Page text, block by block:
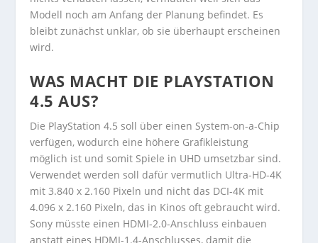
Modell noch am Anfang der Planung befindet. Es
bleibt zunächst unklar, ob sie überhaupt erscheinen
wird.
WAS MACHT DIE PLAYSTATION
4.5 AUS?
Die PlayStation 4.5 soll über einen System-on-a-Chip
verfügen, wodurch eine höhere Grafikleistung
möglich ist und somit Spiele in UHD umsetzbar sind.
Verwendet werden soll dafür vermutlich Ultra-HD-4K
mit 3.840 x 2.160 Pixeln und nicht das DCI-4K mit
4.096 x 2.160 Pixeln, das in Kinos oft gebraucht wird.
Sony müsste einen HDMI-2.0-Anschluss einbauen
anstatt eines HDMI-1.4-Anschlusses, damit die